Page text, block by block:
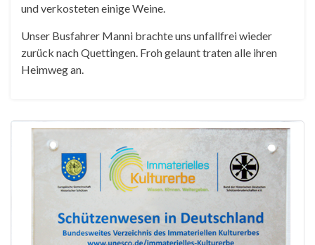
und verkosteten einige Weine.
Unser Busfahrer Manni brachte uns unfallfrei wieder
zurück nach Quettingen. Froh gelaunt traten alle ihren
Heimweg an.